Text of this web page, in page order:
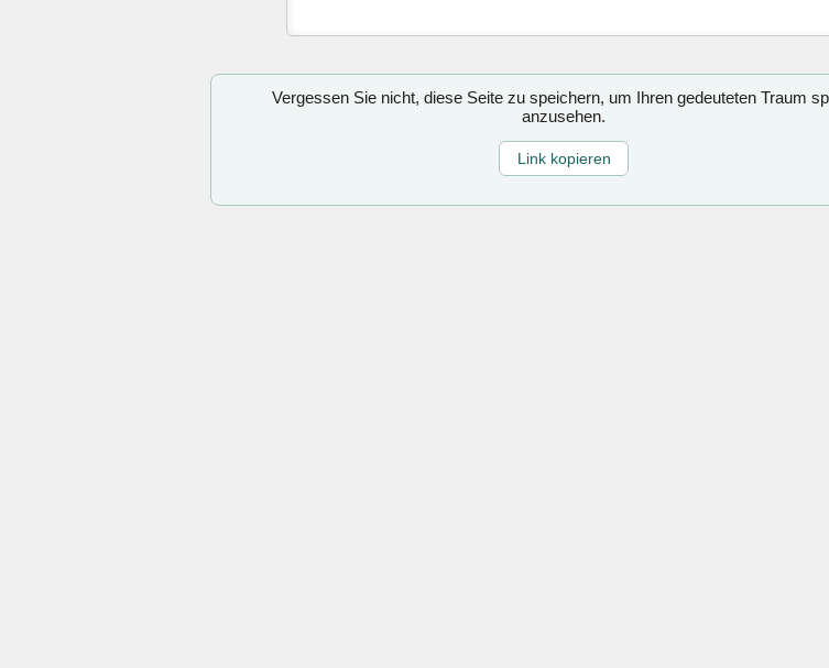
Vergessen Sie nicht, diese Seite zu speichern, um Ihren gedeuteten Traum
anzusehen.
Link kopieren